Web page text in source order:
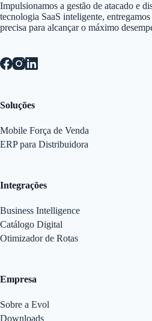
Impulsionamos a gestão de atacado e
tecnologia SaaS inteligente,
precisa para alcançar o máximo
Soluções
Mobile Força de Venda
ERP para Distribuidora
Integrações
Business Intelligence
Catálogo Digital
Otimizador de Rotas
Empresa
Sobre a Evol
Downloads